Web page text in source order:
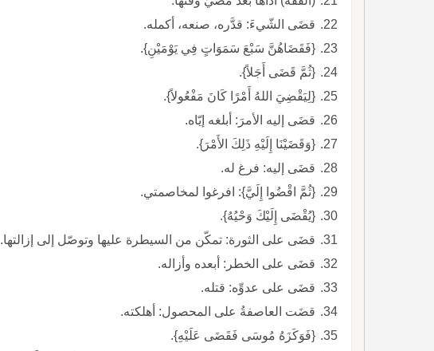
قضَى الشّيءَ: قدَّره، صنعه، أكمله.
{فَقَضَاهُنَّ سَبْعَ سَمَوَاتٍ فِي يَوْمَيْنِ}.
{ثُمَّ قَضَى أَجَلاً}.
{لِيَقْضِيَ اللهُ أَمْرًا كَانَ مَفْعُولاً}.
قضَى إليه الأمرَ: أبلغه إيّاه.
{وَقَضَيْنَا إِلَيْهِ ذَلِكَ الأَمْرَ}.
قضَى إليه: فرغ له.
{ثُمَّ اقْضُوا إِلَيَّ}: افرغوا لمخاصمتي.
{يُقْضَى إِلَيْكَ وَحْيُهُ}.
قضَى على الثورة: تمكّن من السيطرة عليها وتوصّل إلى إزالتها.
قضَى على الخطر: أبعده وأزاله.
قضَى على عدوِّه: قتله.
قضَت العاصفةُ على المحصول: أهلكته.
{فَوَكَزَهُ مُوسَى فَقَضَى عَلَيْهِ}.